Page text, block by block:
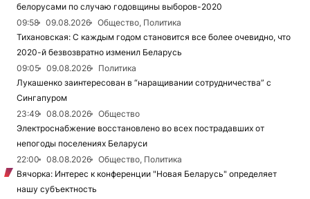
белорусами по случаю годовщины выборов-2020
09:58
09.08.2026
Общество, Политика
Тихановская: С каждым годом становится все более очевидно, что
2020-й безвозвратно изменил Беларусь
09:05
09.08.2026
Политика
Лукашенко заинтересован в “наращивании сотрудничества” с
Сингапуром
23:49
08.08.2026
Общество
Электроснабжение восстановлено во всех пострадавших от
непогоды поселениях Беларуси
22:00
08.08.2026
Общество, Политика
Вячорка: Интерес к конференции "Новая Беларусь" определяет
нашу субъектность